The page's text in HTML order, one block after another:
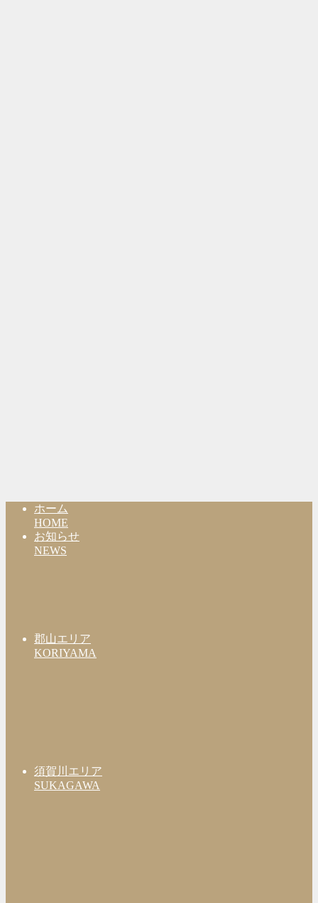
ホーム
HOME
お知らせ
NEWS
郡山エリア
KORIYAMA
須賀川エリア
SUKAGAWA